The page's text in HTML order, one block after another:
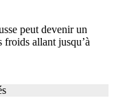
peut devenir un
froids allant jusqu’à